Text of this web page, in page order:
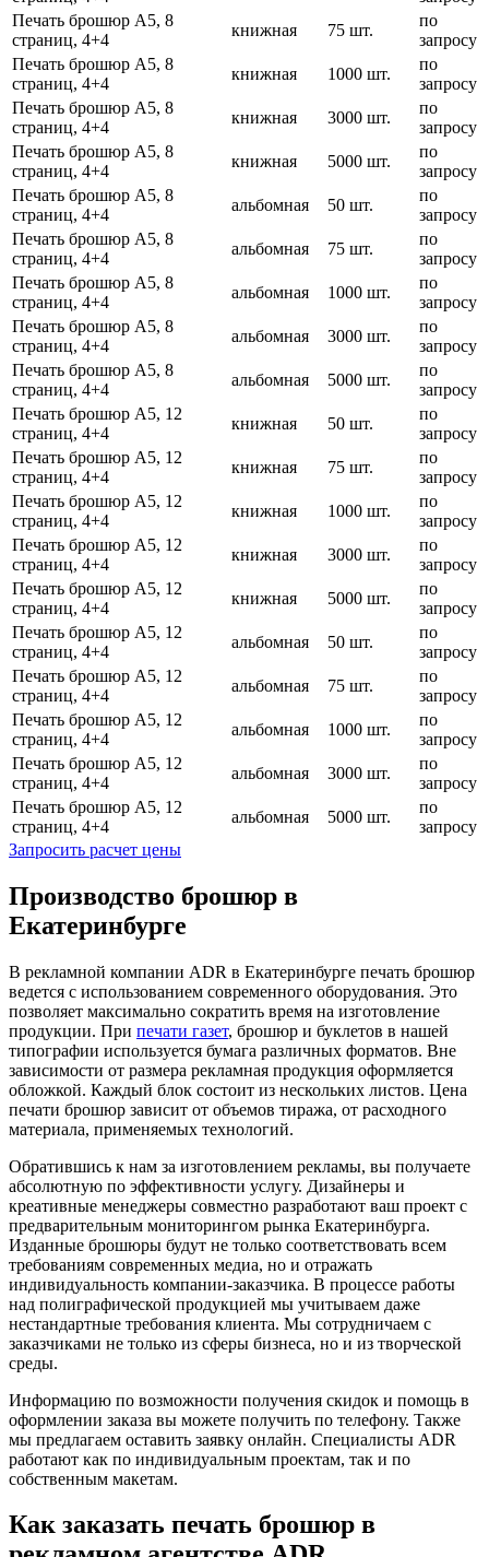
Печать брошюр А5, 8
страниц, 4+4
книжная 75 шт.
по
запросу
Печать брошюр А5, 8
страниц, 4+4
книжная 1000 шт.
по
запросу
Печать брошюр А5, 8
страниц, 4+4
книжная 3000 шт.
по
запросу
Печать брошюр А5, 8
страниц, 4+4
книжная 5000 шт.
по
запросу
Печать брошюр А5, 8
страниц, 4+4
альбомная 50 шт.
по
запросу
Печать брошюр А5, 8
страниц, 4+4
альбомная 75 шт.
по
запросу
Печать брошюр А5, 8
страниц, 4+4
альбомная 1000 шт.
по
запросу
Печать брошюр А5, 8
страниц, 4+4
альбомная 3000 шт.
по
запросу
Печать брошюр А5, 8
страниц, 4+4
альбомная 5000 шт.
по
запросу
Печать брошюр А5, 12
страниц, 4+4
книжная 50 шт.
по
запросу
Печать брошюр А5, 12
страниц, 4+4
книжная 75 шт.
по
запросу
Печать брошюр А5, 12
страниц, 4+4
книжная 1000 шт.
по
запросу
Печать брошюр А5, 12
страниц, 4+4
книжная 3000 шт.
по
запросу
Печать брошюр А5, 12
страниц, 4+4
книжная 5000 шт.
по
запросу
Печать брошюр А5, 12
страниц, 4+4
альбомная 50 шт.
по
запросу
Печать брошюр А5, 12
страниц, 4+4
альбомная 75 шт.
по
запросу
Печать брошюр А5, 12
страниц, 4+4
альбомная 1000 шт.
по
запросу
Печать брошюр А5, 12
страниц, 4+4
альбомная 3000 шт.
по
запросу
Печать брошюр А5, 12
страниц, 4+4
альбомная 5000 шт.
по
запросу
Запросить расчет цены
Производство брошюр в
Екатеринбурге
В рекламной компании ADR в Екатеринбурге печать брошюр
ведется с использованием современного оборудования. Это
позволяет максимально сократить время на изготовление
продукции. При печати газет, брошюр и буклетов в нашей
типографии используется бумага различных форматов. Вне
зависимости от размера рекламная продукция оформляется
обложкой. Каждый блок состоит из нескольких листов. Цена
печати брошюр зависит от объемов тиража, от расходного
материала, применяемых технологий.
Обратившись к нам за изготовлением рекламы, вы получаете
абсолютную по эффективности услугу. Дизайнеры и
креативные менеджеры совместно разработают ваш проект с
предварительным мониторингом рынка Екатеринбурга.
Изданные брошюры будут не только соответствовать всем
требованиям современных медиа, но и отражать
индивидуальность компании-заказчика. В процессе работы
над полиграфической продукцией мы учитываем даже
нестандартные требования клиента. Мы сотрудничаем с
заказчиками не только из сферы бизнеса, но и из творческой
среды.
Информацию по возможности получения скидок и помощь в
оформлении заказа вы можете получить по телефону. Также
мы предлагаем оставить заявку онлайн. Специалисты ADR
работают как по индивидуальным проектам, так и по
собственным макетам.
Как заказать печать брошюр в